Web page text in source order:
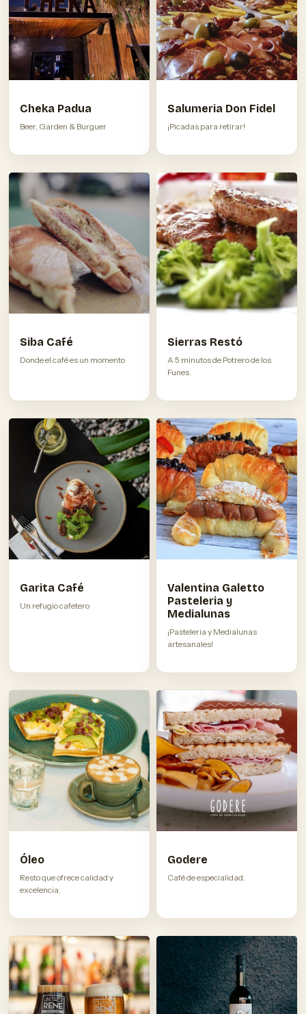
Cheka Padua
Beer, Garden & Burguer
Salumeria Don Fidel
¡Picadas para retirar!
Siba Café
Donde el café es un momento
Sierras Restó
A 5 minutos de Potrero de los
Funes.
Garita Café
Un refugio cafetero
Valentina Galetto
Pasteleria y
Medialunas
¡Pasteleria y Medialunas
artesanales!
Óleo
Resto que ofrece calidad y
excelencia.
Godere
Café de especialidad.